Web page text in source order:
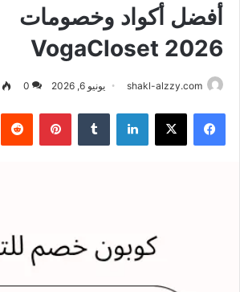
أفضل أكواد وخصومات
VogaCloset 2026
shakl-alzzy.com يونيو 6, 2026 0
فيسبوك X لينكدإن بينتيريست